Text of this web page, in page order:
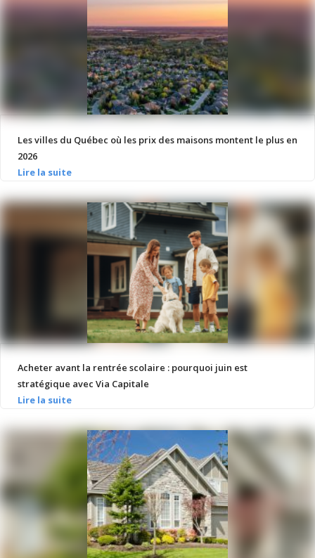
Les villes du Québec où les prix des maisons montent le plus en
2026
Acheter avant la rentrée scolaire : pourquoi juin est
stratégique avec Via Capitale